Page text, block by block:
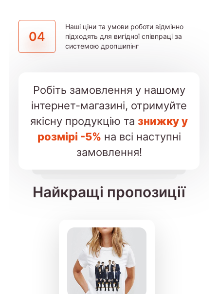
04
Наші ціни та умови роботи відмінно
підходять для вигідної співпраці за
системою дропшипінг
Робіть замовлення у нашому
інтернет-магазині, отримуйте
якісну продукцію та знижку у
розмірі -5% на всі наступні
замовлення!
Найкращі пропозиції